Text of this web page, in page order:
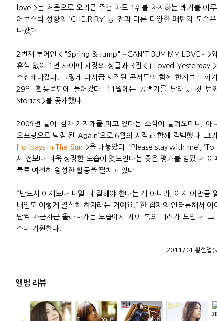
love >는 처음으로 오리콘 주간 차트 1위를 차지하는 쾌거를 이
어쿠스틱 성향의 ‘CHE.R.RY’ 등 전과 다른 다양한 패턴의 모습
나갔다.
2번째 투어인 < "Spring & Jump" ~CAN'T BUY MY LOVE~ >와
휴식 없이 1년 사이에 세장의 싱글과 3집 < I Loved Yesterday
소진해나갔다. 그렇게 다시금 시작된 콘서트와 함께 한계를 느끼
29일 활동중단에 들어갔다. 11월에는 공백기를 달래듯 첫
Stories >를 공개했다.
2009년 들어 점차 기지개를 피고 있다는 소식이 들려오더니, 애
오프닝으로 낙점 된 ‘Again’으로 6월의 시작과 함께 컴백했다. 그
Holidays In The Sun >을 내놓았다. ‘Please stay with me’,
서 전보다 더욱 성장한 모습이 엿보인다는 좋은 평가를 받았다. 이
들로 여전히 왕성한 활동을 펼치고 있다.
“반드시 어제보다 내일 더 잘해야 한다는 게 아니라, 어제 이만큼
내일도 이렇게 열심히 하자라는 거예요.” 한 잡지의 인터뷰해서
단씩 차근차근 올라나가는 모습에서 제이 록의 미래가 보인다.
스레 기원한다.
2011/04 황선업
앨범 리뷰